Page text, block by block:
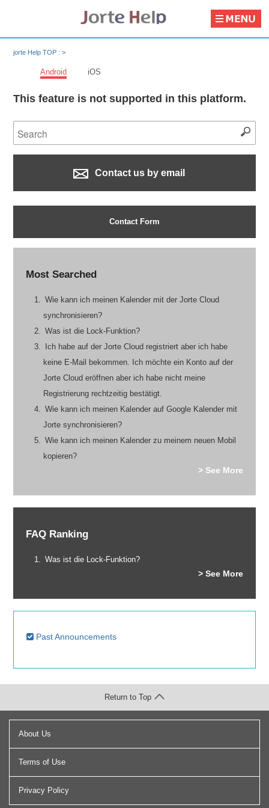
jorte Help TOP :>
Android iOS
This feature is not supported in this platform.
Contact us by email
Contact Form
Most Searched
Wie kann ich meinen Kalender mit der Jorte Cloud
synchronisieren?
Was ist die Lock-Funktion?
Ich habe auf der Jorte Cloud registriert aber ich habe
keine E-Mail bekommen. Ich möchte ein Konto auf der
Jorte Cloud eröffnen aber ich habe nicht meine
Registrierung rechtzeitig bestätigt.
Wie kann ich meinen Kalender auf Google Kalender mit
Jorte synchronisieren?
Wie kann ich meinen Kalender zu meinem neuen Mobil
kopieren?
> See More
FAQ Ranking
Was ist die Lock-Funktion?
> See More
Past Announcements
About Us
Terms of Use
Privacy Policy
Return to Top